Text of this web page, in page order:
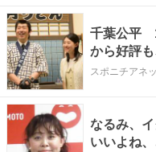
千葉公平
から好評
出しで撃沈
スポニチアネ
なるみ、
いいよね